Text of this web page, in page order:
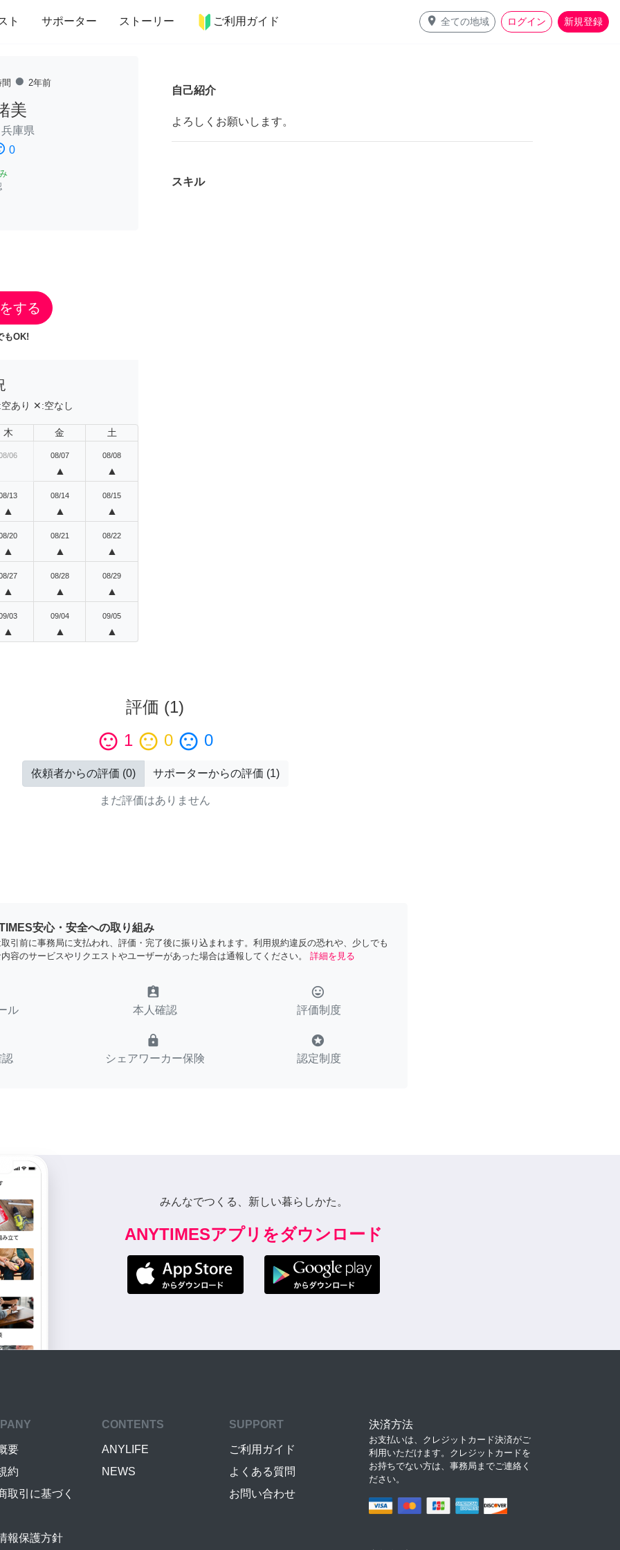
ト サポーター ストーリー ご利用ガイド place 全ての地域 ログイン 新規登録
インテリア 趣味・習い事 ペット 料理
fiber_manual_record 2年前
美
兵庫県
0
する
もOK!
空あり ✕:空なし
木 金 土
06 08/07
▲
08/08
▲
13
▲
08/14
▲
08/15
▲
20
▲
08/21
▲
08/22
▲
27
▲
08/28
▲
08/29
▲
03
▲
09/04
▲
09/05
▲
自己紹介
よろしくお願いします。
スキル
評価 (1)
sentiment_satisfied 1 sentiment_neutral 0 sentiment_dissatisfied 0
依頼者からの評価 (0) サポーターからの評価 (1)
まだ評価はありません
安心・安全への取り組み
引前に事務局に支払われ、評価・完了後に振り込まれます。利用規約違反の恐れや、少しでも
容のサービスやリクエストやユーザーがあった場合は通報してください。
詳細を見る
ル
assignment_ind
本人確認
tag_faces
評価制度
lock
シェアワーカー保険
stars
認定制度
みんなでつくる、新しい暮らしかた。
ANYTIMESアプリをダウンロード
要
約
取引に基づく
報保護方針
CONTENTS
ANYLIFE
NEWS
SUPPORT
ご利用ガイド
よくある質問
お問い合わせ
決済方法
お支払いは、クレジットカード決済がご
利用いただけます。クレジットカードを
お持ちでない方は、事務局までご連絡く
ださい。